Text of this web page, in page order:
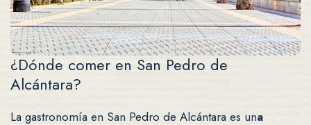
¿Dónde comer en San Pedro de
Alcántara?
La gastronomía en San Pedro de Alcántara es una